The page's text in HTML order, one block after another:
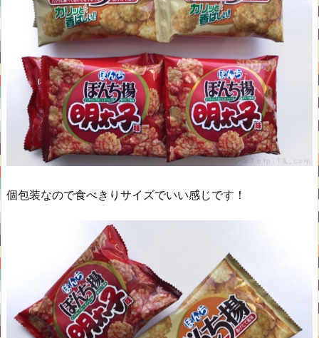
個包装なので食べきりサイズでいい感じです！